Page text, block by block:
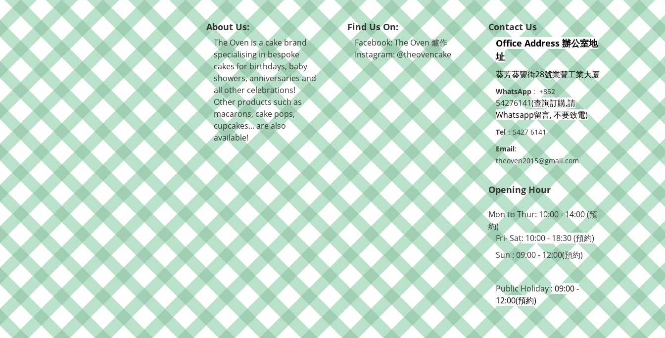
About Us:
The Oven is a cake brand
specialising in bespoke
cakes for birthdays, baby
showers, anniversaries and
all other celebrations!
Other products such as
macarons, cake pops,
cupcakes... are also
available!
Find Us On:
Facebook: The Oven 爐作
Instagram: @theovencake
Contact Us
Office Address 辦公室地
址
葵芳葵豐街28號業豐工業大廈
WhatsApp : +852
54276141(查詢訂購,請
Whatsapp留言, 不要致電)
Tel：5427 6141
Email:
theoven2015@gmail.com
Opening Hour
Mon to Thur: 10:00 - 14:00 (預
約)
Fri- Sat: 10:00 - 18:30 (預約)
Sun : 09:00 - 12:00(預約)
Public Holiday : 09:00 -
12:00(預約)